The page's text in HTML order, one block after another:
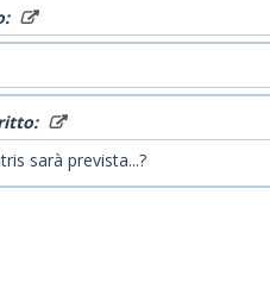
sarà prevista...?